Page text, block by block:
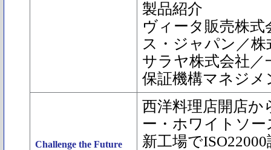
製品紹介
ヴィータ販売株
ス・ジャパン／
サラヤ株式会社／
保証機構マネジ
Challenge the Future
西洋料理店開店か
ー・ホワイトソ
新工場で